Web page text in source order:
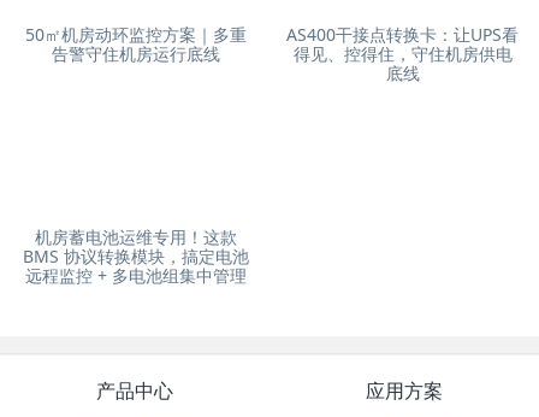
50㎡机房动环监控方案｜多重
告警守住机房运行底线
AS400干接点转换卡：让UPS看
得见、控得住，守住机房供电
底线
机房蓄电池运维专用！这款
BMS 协议转换模块，搞定电池
远程监控 + 多电池组集中管理
产品中心 应用方案